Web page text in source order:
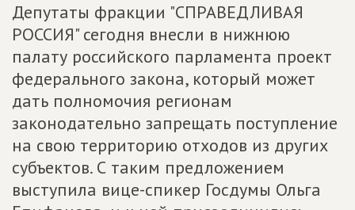
Депутаты фракции "СПРАВЕДЛИВАЯ
РОССИЯ" сегодня внесли в нижнюю
палату российского парламента проект
федерального закона, который может
дать полномочия регионам
законодательно запрещать поступление
на свою территорию отходов из других
субъектов. С таким предложением
выступила вице-спикер Госдумы Ольга